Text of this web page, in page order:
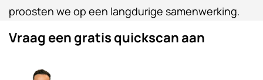
proosten we op een langdurige samenwerking.
Vraag een gratis quickscan aan